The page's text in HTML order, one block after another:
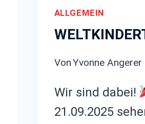
ALLGEMEIN
VonYvonne Angerer
Wir sind dabei!
21.09.2025